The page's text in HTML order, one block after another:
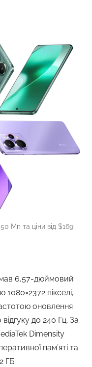
Мп та ціни від $169
6,57-дюймовий
1080×2372 пікселі,
оновлення
до 240 Гц. За
Dimensity
пам’яті та
ГБ.